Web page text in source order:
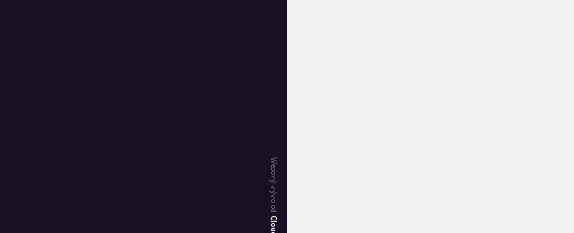
Webový vývoj od